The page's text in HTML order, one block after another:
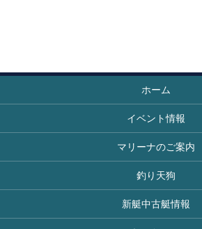
ホーム
イベント情報
マリーナのご案内
釣り天狗
新艇中古艇情報